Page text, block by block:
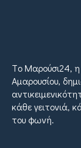
Tο Μαρούσι24, η
Αμαρουσίου,
κάθε γειτονιά,
του φωνή.